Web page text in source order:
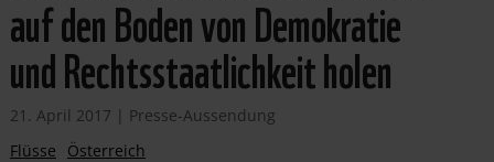
auf den Boden von Demokratie
und Rechtsstaatlichkeit holen
21. April 2017 | Presse-Aussendung
Flüsse
Österreich